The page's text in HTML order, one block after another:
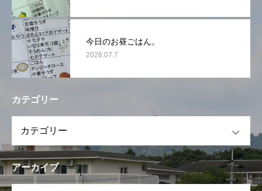
今日のお昼ごはん。
2026.07.7
カテゴリー
アーカイブ